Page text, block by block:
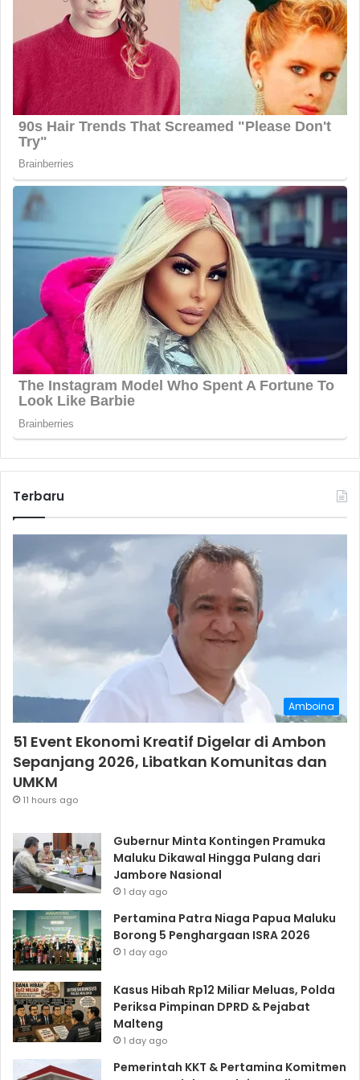
Terbaru
Amboina
51 Event Ekonomi Kreatif Digelar di Ambon
Sepanjang 2026, Libatkan Komunitas dan
UMKM
11 hours ago
Gubernur Minta Kontingen Pramuka
Maluku Dikawal Hingga Pulang dari
Jambore Nasional
1 day ago
Pertamina Patra Niaga Papua Maluku
Borong 5 Penghargaan ISRA 2026
1 day ago
Kasus Hibah Rp12 Miliar Meluas, Polda
Periksa Pimpinan DPRD & Pejabat
Malteng
1 day ago
Pemerintah KKT & Pertamina Komitmen